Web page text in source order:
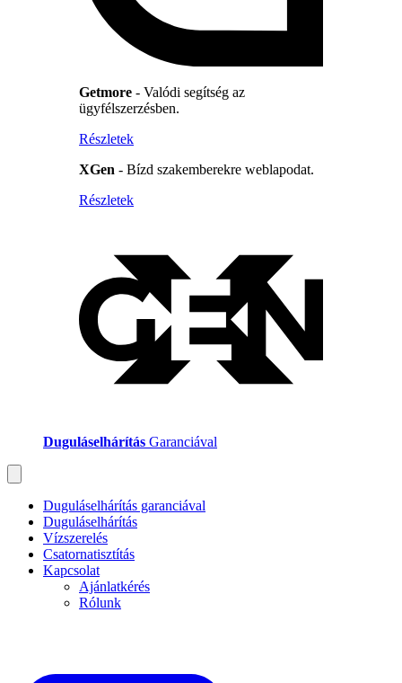
Getmore - Valódi segítség az
ügyfélszerzésben.
Részletek
XGen - Bízd szakemberekre weblapodat.
Részletek
Duguláselhárítás Garanciával
Duguláselhárítás garanciával
Duguláselhárítás
Vízszerelés
Csatornatisztítás
Kapcsolat
Ajánlatkérés
Rólunk